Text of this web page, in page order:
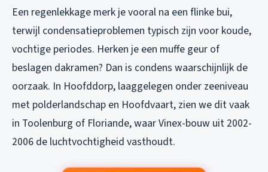
Een regenlekkage merk je vooral na een flinke bui,
terwijl condensatieproblemen typisch zijn voor koude,
vochtige periodes. Herken je een muffe geur of
beslagen dakramen? Dan is condens waarschijnlijk de
oorzaak. In Hoofddorp, laaggelegen onder zeeniveau
met polderlandschap en Hoofdvaart, zien we dit vaak
in Toolenburg of Floriande, waar Vinex-bouw uit 2002-
2006 de luchtvochtigheid vasthoudt.